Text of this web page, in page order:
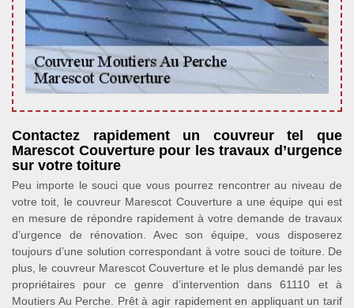
Contactez rapidement un couvreur tel que
Marescot Couverture pour les travaux d’urgence
sur votre toiture
Peu importe le souci que vous pourrez rencontrer au niveau de
votre toit, le couvreur Marescot Couverture a une équipe qui est
en mesure de répondre rapidement à votre demande de travaux
d’urgence de rénovation. Avec son équipe, vous disposerez
toujours d’une solution correspondant à votre souci de toiture. De
plus, le couvreur Marescot Couverture et le plus demandé par les
propriétaires pour ce genre d’intervention dans 61110 et à
Moutiers Au Perche. Prêt à agir rapidement en appliquant un tarif